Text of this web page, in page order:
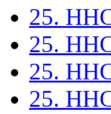
25.
25.
25.
25.